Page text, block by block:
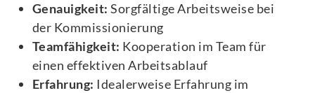
Genauigkeit: Sorgfältige Arbeitsweise bei
der Kommissionierung
Teamfähigkeit: Kooperation im Team für
einen effektiven Arbeitsablauf
Erfahrung: Idealerweise Erfahrung im